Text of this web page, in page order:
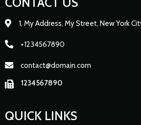
1, My Address, My Street, New York
+1234567890
contact@domain.com
1234567890
QUICK LINKS